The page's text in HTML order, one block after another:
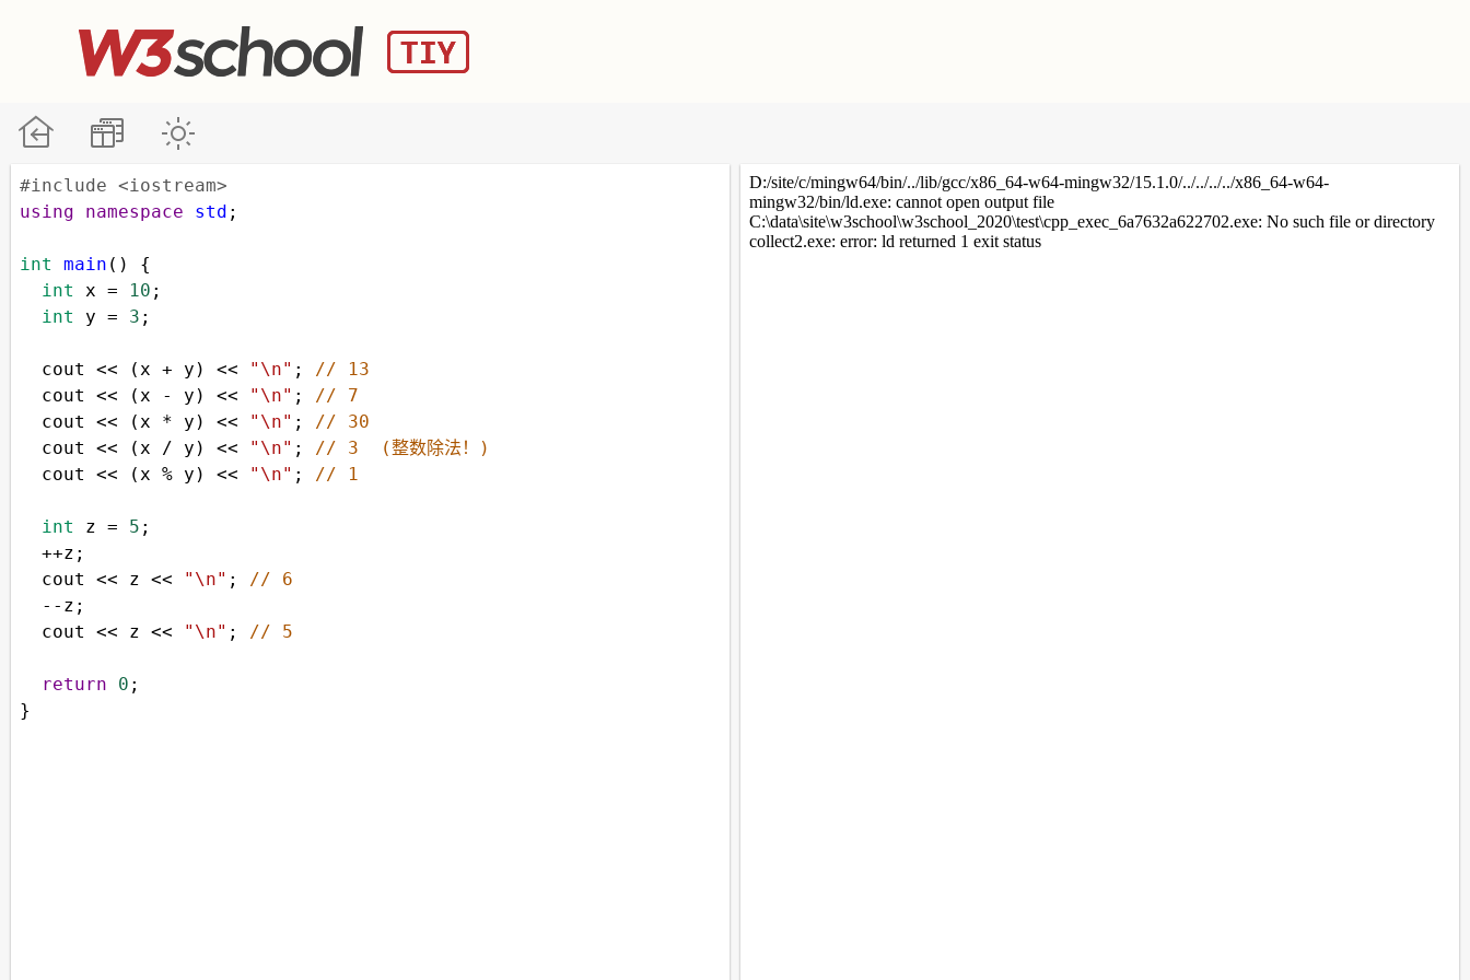
#include <iostream>
using
namespace std ;
int main () {
int
x = 10 ;
int
y = 3 ;
cout << (x + y ) << "\n" ; // 13
cout
<< (x - y ) << "\n" ; // 7
cout
<< (x * y ) << "\n" ; // 30
cout
<< (x / y ) << "\n" ; // 3  (整数除法！)
cout
<< (x % y ) << "\n" ; // 1
int z = 5 ;
++z ;
cout
<< z << "\n" ; // 6
-- z ;
cout
<< z << "\n" ; // 5
return 0 ;
}